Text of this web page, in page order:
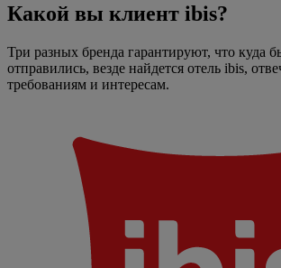
Какой вы клиент ibis?
Три разных бренда гарантируют, что куда
отправились, везде найдется отель ibis,
требованиям и интересам.